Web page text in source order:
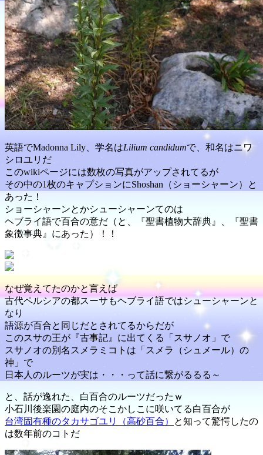
英語でMadonna Lily、学名はLilium candidumで、和名はニワ
シロユリだ
このwikiページには数枚の写真がアップされてるが
その中の1枚のキャプションにShoshan（ショーシャーン）と
あった！
ショーシャーンとかシューシャーンてのは
ヘブライ語で百合の意だ（と、『聖書植物大辞典』、『聖書
象徴事典』にあった）！！
なぜ覚えてたのかと言えば
古代ペルシアの都スーサもヘブライ語ではシューシャーンと
なり
語源が百合と同じだとされてるからだが
このスサの王が『古事記』に出てくる「スサノオ」で
スサノオの別名スメラミコトは「スメラ（シュメール）の
神」で
日本人のルーツが実は・・・って話に繋がるるる～
と、話が逸れた、白百合のルーツだったｗ
小石川後楽園の庭内のそこかしこに咲いてる白百合が
台湾固有種のタカサゴユリ（高砂百合）
と知って驚愕したの
は数年前のコトだ